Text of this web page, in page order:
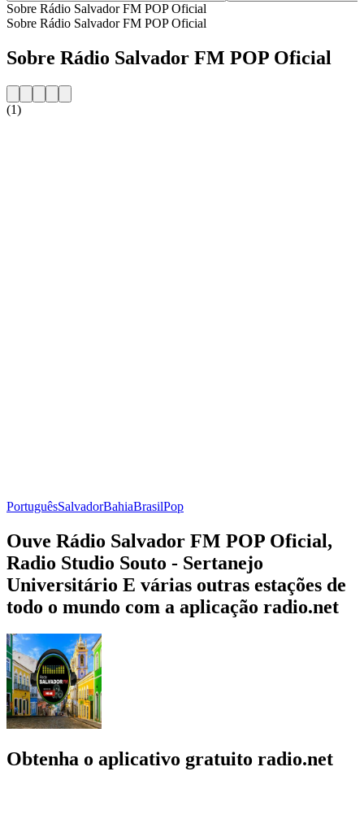
Sobre Rádio Salvador FM POP Oficial
Sobre Rádio Salvador FM POP Oficial
Sobre Rádio Salvador FM POP Oficial
(1)
PortuguêsSalvadorBahiaBrasilPop
Ouve Rádio Salvador FM POP Oficial,
Radio Studio Souto - Sertanejo
Universitário E várias outras estações de
todo o mundo com a aplicação radio.net
Obtenha o aplicativo gratuito radio.net